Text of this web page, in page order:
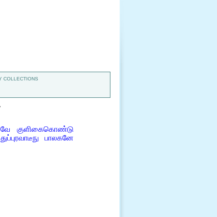
COLLECTIONS
குளிகைகொண்டு
பாலகனே